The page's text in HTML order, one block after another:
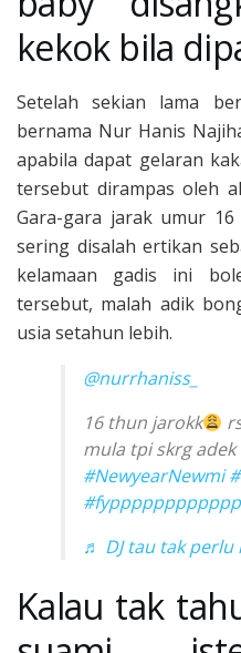
kekok bila
Setelah sekian lama
bernama Nur Hanis
apabila dapat gelaran
tersebut dirampas oleh
Gara-gara jarak umur
sering disalah ertikan
kelamaan gadis ini
tersebut, malah adik
usia setahun lebih.
@nurrhaniss_
16 thun jarokk
mula tpi skrg
#NewyearNewmi
♬ DJ tau tak perlu
Kalau tak